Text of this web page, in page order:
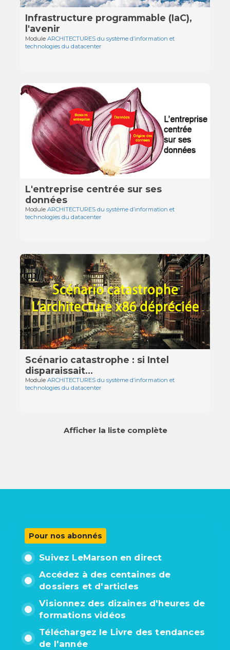
Infrastructure programmable (IaC),
l'avenir
ModuleARCHITECTURES du système d’information et
technologies du datacenter
L'entreprise centrée sur ses
données
ModuleARCHITECTURES du système d’information et
technologies du datacenter
Scénario catastrophe : si Intel
disparaissait…
ModuleARCHITECTURES du système d’information et
technologies du datacenter
Afficher la liste complète
Pour nos abonnés
Suivez LeMarson en direct
Accédez à des centaines de
dossiers et d'articles
Visionnez des dizaines d'heures de
formations vidéos
Téléchargez le Livre des tendances
de l'année